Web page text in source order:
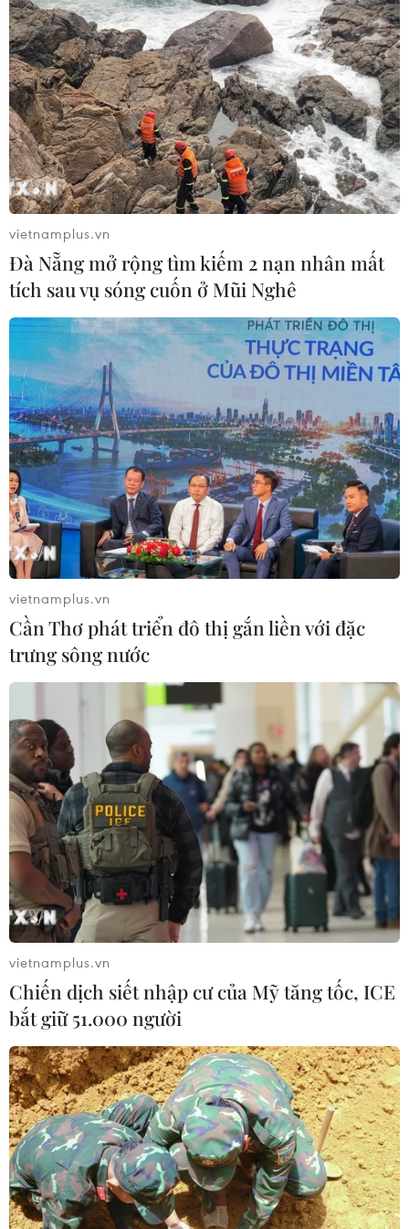
TIN CÙNG CHUYÊN MỤC
Công suất lọc dầu thu hẹp, giá xăng
Mỹ đối mặt áp lực tăng
09/08/2026 09:43
Xuất khẩu dệt may 7 tháng đạt trên
vietnamplus.vn
Đà Nẵng mở rộng tìm kiếm 2 nạn nhân mất
tích sau vụ sóng cuốn ở Mũi Nghê
vietnamplus.vn
Cần Thơ phát triển đô thị gắn liền với đặc
trưng sông nước
vietnamplus.vn
Chiến dịch siết nhập cư của Mỹ tăng tốc, ICE
bắt giữ 51.000 người